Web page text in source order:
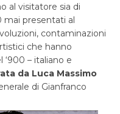
al visitatore sia di
mai presentati al
contaminazioni
che hanno
– italiano e
da Luca Massimo
di Gianfranco